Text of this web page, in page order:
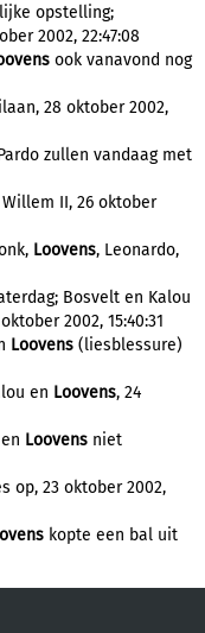
opstelling;
2002, 22:47:08
ook vanavond nog
28 oktober 2002,
zullen vandaag met
II, 26 oktober
Loovens, Leonardo,
Bosvelt en Kalou
2002, 15:40:31
Loovens (liesblessure)
en Loovens, 24
Loovens niet
op, 23 oktober 2002,
kopte een bal uit